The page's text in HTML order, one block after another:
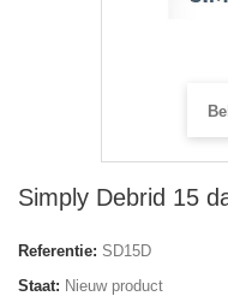
Simply Debrid 15
Referentie: SD15D
Staat: Nieuw product